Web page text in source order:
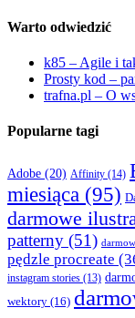
Warto odwiedzić
k85 – Agile i
Prosty kod –
trafna.pl – O
Popularne tagi
Adobe (20) Affinity (14)
miesiąca (95)
darmowe
patterny (51)
pędzle procreate
instagram stories (13)
wektory (16)